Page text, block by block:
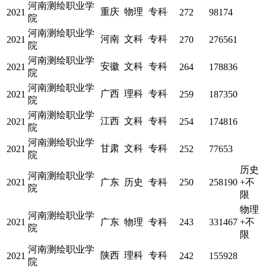
2021
河南测绘职业学
院
重庆 物理 专科 272 98174
2021
河南测绘职业学
院
河南 文科 专科 270 276561
2021
河南测绘职业学
院
安徽 文科 专科 264 178836
2021
河南测绘职业学
院
广西 理科 专科 259 187350
2021
河南测绘职业学
院
江西 文科 专科 254 174816
2021
河南测绘职业学
院
甘肃 文科 专科 252 77653
2021
河南测绘职业学
院
广东 历史 专科 250 258190
历史
+不
限
2021
河南测绘职业学
院
广东 物理 专科 243 331467
物理
+不
限
2021
河南测绘职业学
院
陕西 理科 专科 242 155928